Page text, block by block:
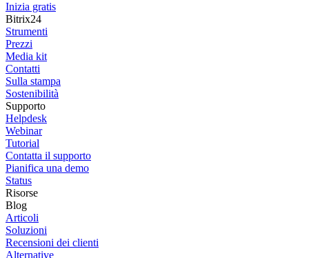
Inizia gratis
Bitrix24
Strumenti
Prezzi
Media kit
Contatti
Sulla stampa
Sostenibilità
Supporto
Helpdesk
Webinar
Tutorial
Contatta il supporto
Pianifica una demo
Status
Risorse
Blog
Articoli
Soluzioni
Recensioni dei clienti
Alternative